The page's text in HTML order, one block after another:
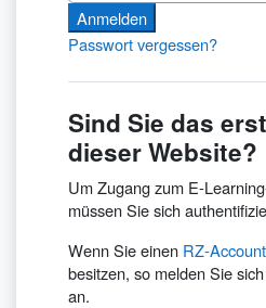
Anmelden
Passwort vergessen?
Sind Sie das
dieser Website?
Um Zugang zum E-
müssen Sie sich
Wenn Sie einen RZ-Account
besitzen, so melden Sie
an.